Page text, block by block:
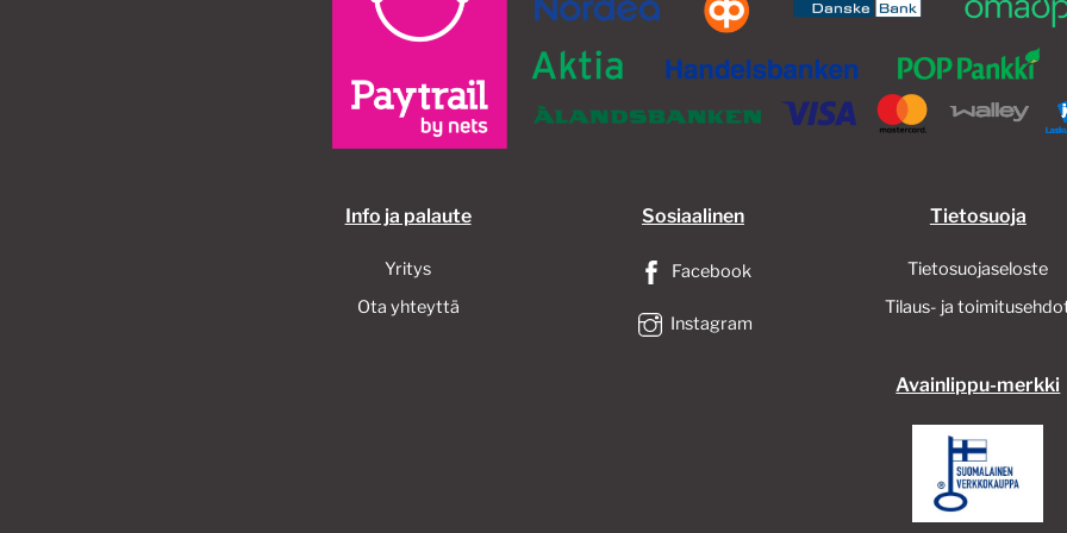
Info ja palaute
Yritys
Ota yhteyttä
Sosiaalinen
Facebook
Instagram
Tietosuoja
Tietosuojaseloste
Tilaus- ja
Avainlippu-merkki